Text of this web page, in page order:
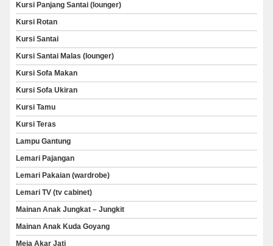
Kursi Panjang Santai (lounger)
Kursi Rotan
Kursi Santai
Kursi Santai Malas (lounger)
Kursi Sofa Makan
Kursi Sofa Ukiran
Kursi Tamu
Kursi Teras
Lampu Gantung
Lemari Pajangan
Lemari Pakaian (wardrobe)
Lemari TV (tv cabinet)
Mainan Anak Jungkat – Jungkit
Mainan Anak Kuda Goyang
Meja Akar Jati